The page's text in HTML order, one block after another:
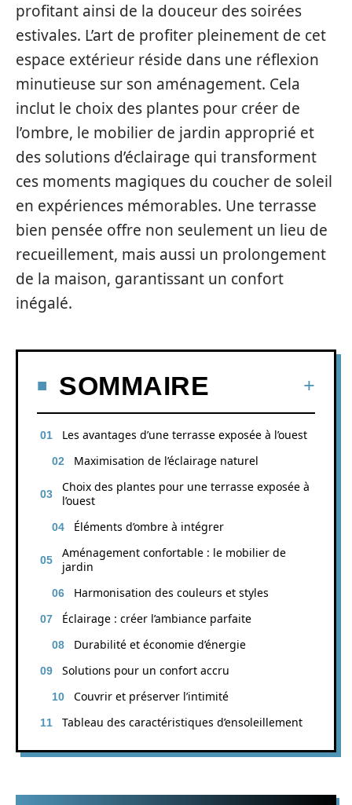
profitant ainsi de la douceur des soirées
estivales. L’art de profiter pleinement de cet
espace extérieur réside dans une réflexion
minutieuse sur son aménagement. Cela
inclut le choix des plantes pour créer de
l’ombre, le mobilier de jardin approprié et
des solutions d’éclairage qui transforment
ces moments magiques du coucher de soleil
en expériences mémorables. Une terrasse
bien pensée offre non seulement un lieu de
recueillement, mais aussi un prolongement
de la maison, garantissant un confort
inégalé.
SOMMAIRE
Les avantages d’une terrasse exposée à l’ouest
Maximisation de l’éclairage naturel
Choix des plantes pour une terrasse exposée à
l’ouest
Éléments d’ombre à intégrer
Aménagement confortable : le mobilier de
jardin
Harmonisation des couleurs et styles
Éclairage : créer l’ambiance parfaite
Durabilité et économie d’énergie
Solutions pour un confort accru
Couvrir et préserver l’intimité
Tableau des caractéristiques d’ensoleillement